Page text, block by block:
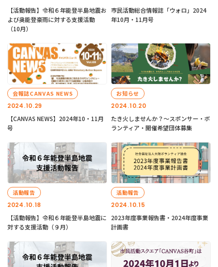
【活動報告】令和６年能登半島地震お
よび奥能登豪雨に対する支援活動
（10月）
市民活動総合情報誌「ウォロ」2024
年10月・11月号
2024.10.29
会報誌CANVAS NEWS
【CANVAS NEWS】2024年10・11月
号
2024.10.20
お知らせ
たき火しませんか？～スポンサー・ボ
ランティア・開催希望団体募集
2024.10.18
活動報告
【活動報告】令和６年能登半島地震に
対する支援活動（９月）
2024.10.15
活動報告
2023年度事業報告書・2024年度事業
計画書